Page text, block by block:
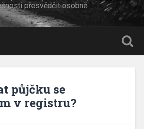
přesvědčit osobně.
půjčku se
v registru?